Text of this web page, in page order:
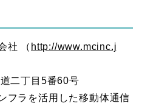
社 （ http://www.mcinc.j
二丁目5番60号
フラを活用した移動体通信